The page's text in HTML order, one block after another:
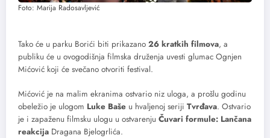
Foto: Marija Radosavljević
Tako će u parku Borići biti prikazano 26 kratkih filmova, a
publiku će u ovogodišnja filmska druženja uvesti glumac Ognjen
Mićović koji će svečano otvoriti festival.
Mićović je na malim ekranima ostvario niz uloga, a prošlu godinu
obeležio je ulogom Luke Baše u hvaljenoj seriji Tvrđava. Ostvario
je i zapaženu filmsku ulogu u ostvarenju Čuvari formule: Lančana
reakcija Dragana Bjelogrlića.